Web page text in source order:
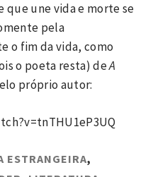
que une vida e morte se
pela
o fim da vida, como
o poeta resta) deA
próprio autor:
ESTRANGEIRA,